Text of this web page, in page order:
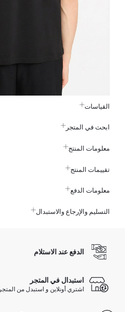
القياسات
ابحث في المتجر
معلومات المنتج
تقييمات المنتج
معلومات الدفع
التسليم والإرجاع والاستبدال
الدفع عند الاستلام
استبدال في المتجر
اشتري أونلاين و استبدل من المتجر